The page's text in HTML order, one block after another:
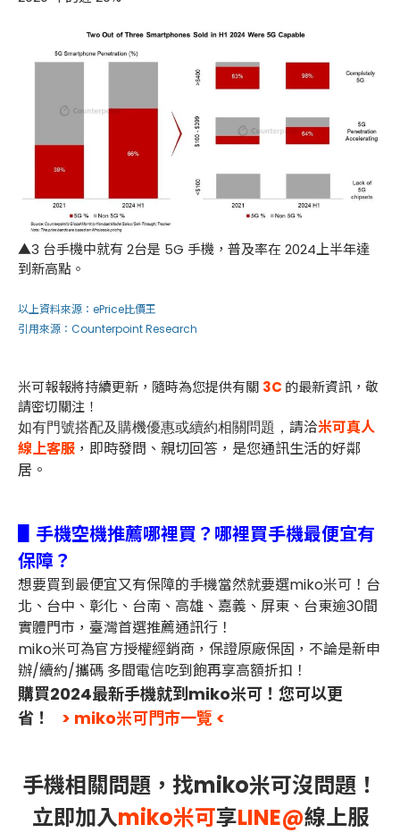
▲3 台手機中就有 2台是 5G 手機，普及率在 2024上半年達
到新高點。
以上資料來源： ePrice比價王
引用來源： Counterpoint Research
米可報報將持續更新，隨時為您提供有關 3C 的最新資訊，敬
請密切關注！
如有門號搭配及購機優惠或續約相關問題， 請洽米可真人
線上客服 ，即時發問、親切回答，是您通訊生活的好鄰
居。
▋手機空機推薦哪裡買？哪裡買手機最便宜有
保障？
想要買到最便宜又有保障的手機當然就要選miko米可！台
北、台中、彰化、台南、高雄、嘉義、屏東、台東逾30間
實體門市，臺灣首選推薦通訊行！
miko米可為官方授權經銷商，保證原廠保固，不論是新申
辦/續約/攜碼 多間電信吃到飽再享高額折扣！
購買2024最新手機就到miko米可！您可以更
省！
> miko米可門市一覽 <
手機相關問題，找miko米可沒問題！
立即加入miko米可享LINE@線上服